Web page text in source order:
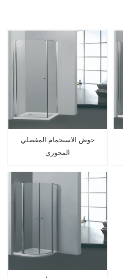
حوض الاستحمام المفصلي
المحوري